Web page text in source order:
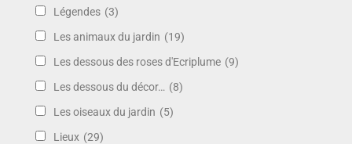
Légendes (3)
Les animaux du jardin (19)
Les dessous des roses d'Ecriplume (9)
Les dessous du décor… (8)
Les oiseaux du jardin (5)
Lieux (29)